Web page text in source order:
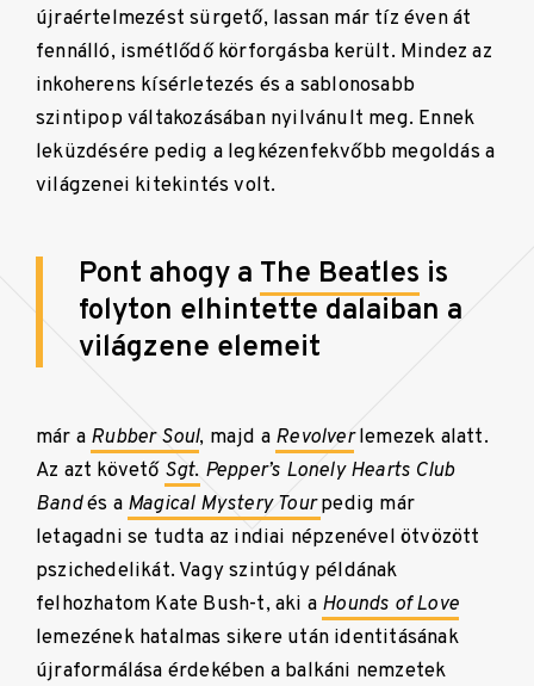
újraértelmezést sürgető, lassan már tíz éven át
fennálló, ismétlődő körforgásba került. Mindez az
inkoherens kísérletezés és a sablonosabb
szintipop váltakozásában nyilvánult meg. Ennek
leküzdésére pedig a legkézenfekvőbb megoldás a
világzenei kitekintés volt.
Pont ahogy a The Beatles is
folyton elhintette dalaiban a
világzene elemeit
már a Rubber Soul, majd a Revolverlemezek alatt.
Az azt követő Sgt. Pepper’s Lonely Hearts Club
Bandés a Magical Mystery Tourpedig már
letagadni se tudta az indiai népzenével ötvözött
pszichedelikát. Vagy szintúgy példának
felhozhatom Kate Bush-t, aki a Hounds of Love
lemezének hatalmas sikere után identitásának
újraformálása érdekében a balkáni nemzetek